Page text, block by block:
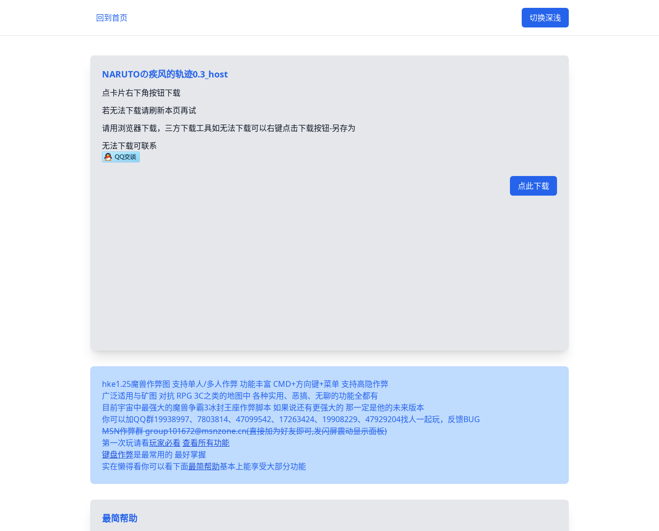
回到首页 切换深浅
NARUTOの疾风的轨迹0.3_host
点卡片右下角按钮下载
若无法下载请刷新本页再试
请用浏览器下载，三方下载工具如无法下载可以右键点击下载按钮-另存为
无法下载可联系
点此下载
hke1.25魔兽作弊图 支持单人/多人作弊 功能丰富 CMD+方向键+菜单 支持高隐作弊
广泛适用与矿图 对抗 RPG 3C之类的地图中 各种实用、恶搞、无聊的功能全都有
目前宇宙中最强大的魔兽争霸3冰封王座作弊脚本 如果说还有更强大的 那一定是他的未来版本
你可以加QQ群19938997、7803814、47099542、17263424、19908229、47929204找人一起玩，反馈BUG
MSN作弊群 group101672@msnzone.cn(直接加为好友即可,发闪屏震动显示面板)
第一次玩请看玩家必看 查看所有功能
键盘作弊是最常用的 最好掌握
实在懒得看你可以看下面最简帮助基本上能享受大部分功能
最简帮助